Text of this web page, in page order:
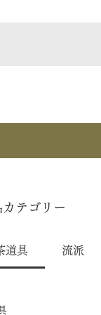
カテゴリー
道具 流派